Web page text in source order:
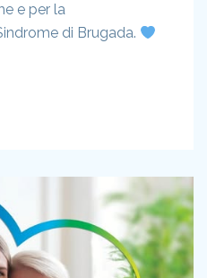
e per la
di Brugada.